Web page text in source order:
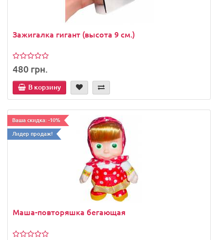
Зажигалка гигант (высота 9 см.)
480 грн.
В корзину
Ваша скидка: -10%
Лидер продаж!
Маша-повторяшка бегающая